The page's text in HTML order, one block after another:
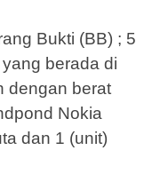
Bukti (BB) ; 5
berada di
dengan berat
Nokia
dan 1 (unit)